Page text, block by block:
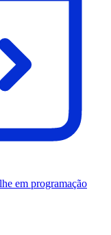
em programação